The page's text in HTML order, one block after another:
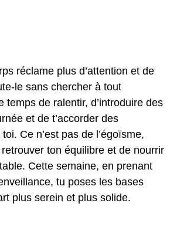
réclame plus d’attention et de
le sans chercher à tout
temps de ralentir, d’introduire des
et de t’accorder des
Ce n’est pas de l’égoïsme,
ton équilibre et de nourrir
Cette semaine, en prenant
tu poses les bases
plus serein et plus solide.